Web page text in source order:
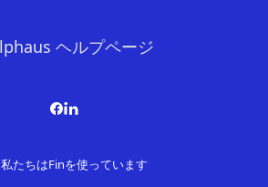
私たちはFinを使っています